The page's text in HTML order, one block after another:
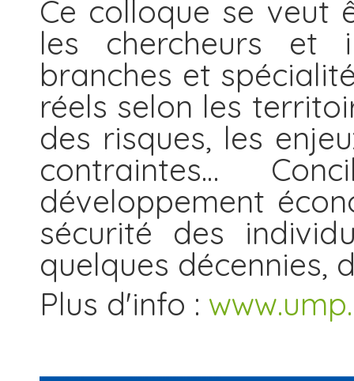
Ce colloque se veut
les chercheurs et
branches et
réels selon les
des risques, les
contraintes…
développement
sécurité des
quelques décennies,
Plus d'info :